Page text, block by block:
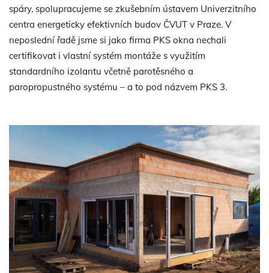
spáry, spolupracujeme se zkušebním ústavem Univerzitního
centra energeticky efektivních budov ČVUT v Praze. V
neposlední řadě jsme si jako firma PKS okna nechali
certifikovat i vlastní systém montáže s využitím
standardního izolantu včetně parotěsného a
paropropustného systému – a to pod názvem PKS 3.